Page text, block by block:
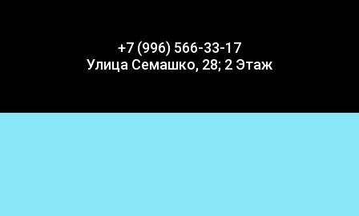
+7 (996) 566-33-17
Улица Семашко, 28; 2 Этаж